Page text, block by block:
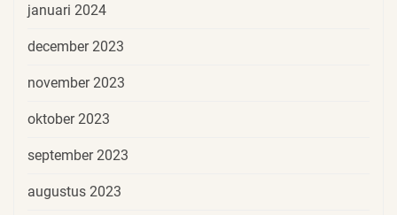
januari 2024
december 2023
november 2023
oktober 2023
september 2023
augustus 2023